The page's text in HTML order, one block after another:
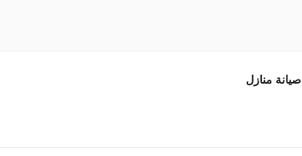
صيانة منازل